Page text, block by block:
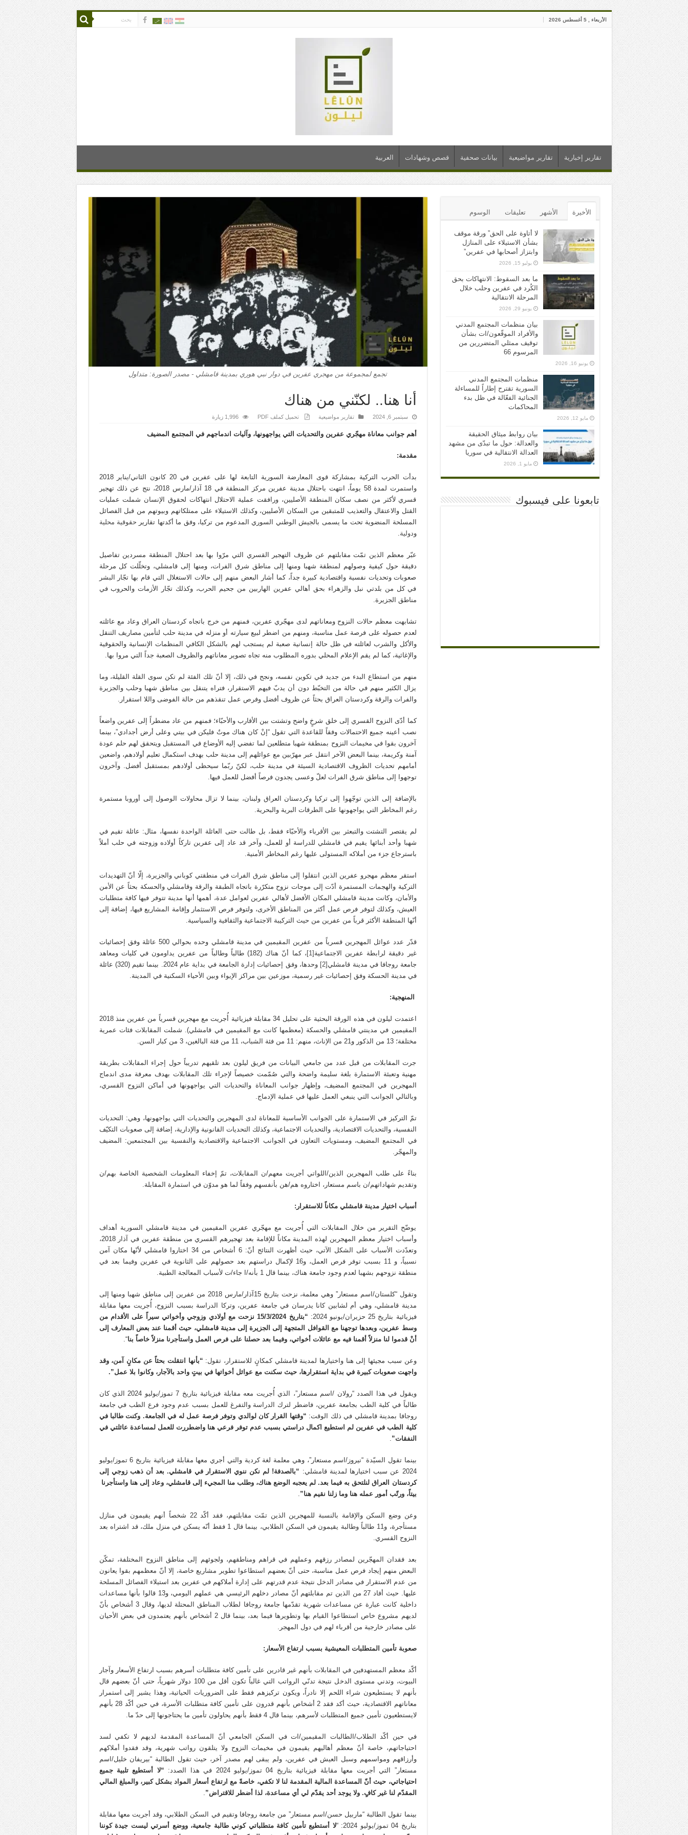
الأربعاء , 5 أغسطس 2026
تقارير إخبارية تقارير مواضيعية بيانات صحفية قصص وشهادات العربية
تجمع لمجموعة من مهجري عفرين في دوار نبي هوري بمدينة قامشلي - مصدر الصورة: متداول
أنا هنا.. لكنّني من هناك
سبتمبر 6, 2024 تقارير مواضيعية تحميل كملف PDF 1,996 زيارة
أهم جوانب معاناة مهجّري عفرين والتحديات التي يواجهونها، وآليات اندماجهم في المجتمع المضيف
مقدمة:
بدأت الحرب التركية بمشاركة قوى المعارضة السورية التابعة لها على عفرين في 20 كانون الثاني/يناير 2018
واستمرت لمدة 58 يوماً، انتهت باحتلال مدينة عفرين مركز المنطقة في 18 آذار/مارس 2018، نتج عن ذلك تهجير
قسري لأكثر من نصف سكان المنطقة الأصليين، ورافقت عملية الاحتلال انتهاكات لحقوق الإنسان شملت عمليات
القتل والاعتقال والتعذيب للمتبقين من السكان الأصليين، وكذلك الاستيلاء على ممتلكاتهم وبيوتهم من قبل الفصائل
المسلحة المنضوية تحت ما يسمى بالجيش الوطني السوري المدعوم من تركيا، وفق ما أكدتها تقارير حقوقية محلية
ودولية.
عبّر معظم الذين تمّت مقابلتهم عن ظروف التهجير القسري التي مرّوا بها بعد احتلال المنطقة مسردين تفاصيل
دقيقة حول كيفية وصولهم لمنطقة شهبا ومنها إلى مناطق شرق الفرات، ومنها إلى قامشلي، وتخلّلت كل مرحلة
صعوبات وتحديات نفسية واقتصادية كبيرة جداً، كما أشار البعض منهم إلى حالات الاستغلال التي قام بها تجّار البشر
في كل من بلدتي نبل والزهراء بحق أهالي عفرين الهاربين من جحيم الحرب، وكذلك تجّار الأزمات والحروب في
مناطق الجزيرة.
تشابهت معظم حالات النزوح ومعاناتهم لدى مهجّري عفرين، فمنهم من خرج باتجاه كردستان العراق وعاد مع عائلته
لعدم حصوله على فرصة عمل مناسبة، ومنهم من اضطر لبيع سيارته أو منزله في مدينة حلب لتأمين مصاريف التنقل
والأكل والشرب لعائلته في ظل حالة إنسانية صعبة لم يستجب لهم بالشكل الكافي المنظمات الإنسانية والحقوقية
والإغاثية، كما لم يقم الإعلام المحلي بدوره المطلوب منه تجاه تصوير معاناتهم والظروف الصعبة جداً التي مروا بها.
منهم من استطاع البدء من جديد في تكوين نفسه، ونجح في ذلك، إلا أنّ تلك الفئة لم تكن سوى القلة القليلة، وما
يزال الكثير منهم في حالة من التخبّط دون أن يدبّ فيهم الاستقرار، فتراه يتنقل بين مناطق شهبا وحلب والجزيرة
والفرات والرقة وكردستان العراق بحثاً عن ظروف أفضل وفرص عمل تنقذهم من حالة الفوضى واللا استقرار.
كما أدّى النزوح القسري إلى خلق شرخٍ واضح وتشتت بين الأقارب والأحبّاء؛ فمنهم من عاد مضطراً إلى عفرين واضعاً
نصب أعينه جميع الاحتمالات وفقاً للقاعدة التي تقول “إنْ كان هناك موتٌ فليكن في بيتي وعلى أرض أجدادي”، بينما
آخرون بقوا في مخيمات النزوح بمنطقة شهبا متطلعين لما تفضي إليه الأوضاع في المستقبل ويتحقق لهم حلم عودة
آمنة وكريمة، بينما البعض الآخر انتقل عبر مهرّبين مع عوائلهم إلى مدينة حلب بهدف استكمال تعليم أولادهم، واضعين
أمامهم تحديات الظروف الاقتصادية السيئة في مدينة حلب، لكنّ ربّما سيحظى أولادهم بمستقبل أفضل. وآخرون
توجهوا إلى مناطق شرق الفرات لعلّ وعسى يجدون فرصاً أفضل للعمل فيها.
بالإضافة إلى الذين توجّهوا إلى تركيا وكردستان العراق ولبنان، بينما لا تزال محاولات الوصول إلى أوروبا مستمرة
رغم المخاطر التي يواجهونها على الطرقات البرية والبحرية.
لم يقتصر التشتت والتبعثر بين الأقرباء والأحبّاء فقط، بل طالت حتى العائلة الواحدة نفسها، مثال: عائلة تقيم في
شهبا وأحد أبنائها يقيم في قامشلي للدراسة أو للعمل، وآخر قد عاد إلى عفرين تاركاً أولاده وزوجته في حلب أملاً
باسترجاع جزء من أملاكه المستولى عليها رغم المخاطر الأمنية.
استقر معظم مهجرو عفرين الذين انتقلوا إلى مناطق شرق الفرات في منطقتي كوباني والجزيرة، إلّا أنّ التهديدات
التركية والهجمات المستمرة أدّت إلى موجات نزوح متكرّرة باتجاه الطبقة والرقة وقامشلي والحسكة بحثاً عن الأمن
والأمان، وكانت مدينة قامشلي المكان الأفضل لأهالي عفرين لعوامل عدة، أهمها أنها مدينة تتوفر فيها كافة متطلبات
العيش، وكذلك لتوفر فرص عمل أكثر من المناطق الأخرى، ولتوفر فرص الاستثمار وإقامة المشاريع فيها، إضافة إلى
أنّها المنطقة الأكثر قرباً من عفرين من حيث التركيبة الاجتماعية والثقافية والسياسية.
قدّر عدد عوائل المهجرين قسرياً من عفرين المقيمين في مدينة قامشلي وحده بحوالي 500 عائلة وفق إحصائيات
غير دقيقة لرابطة عفرين الاجتماعية [1]
، كما أنّ هناك (182) طالباً وطالباً من عفرين يداومون في كليات ومعاهد
جامعة روجافا في مدينة قامشلي[2]
وحدها، وفق إحصائيات إدارة الجامعة في بداية عام 2024. بينما تقيم (320) عائلة
في مدينة الحسكة وفق إحصائيات غير رسمية، موزعين بين مراكز الإيواء وبين الأحياء السكنية في المدينة.
المنهجية:
اعتمدت ليلون في هذه الورقة البحثية على تحليل 34 مقابلة فيزيائية أُجريت مع مهجرين قسرياً من عفرين منذ 2018
المقيمين في مدينتي قامشلي والحسكة (معظمها كانت مع المقيمين في قامشلي). شملت المقابلات فئات عمرية
مختلفة؛ 13 من الذكور و21 من الإناث، منهم: 11 من فئة الشباب، 11 من فئة البالغين، 3 من كبار السن.
جرت المقابلات من قبل عدد من جامعي البيانات من فريق ليلون بعد تلقيهم تدريباً حول إجراء المقابلات بطريقة
مهنية وتعبئة الاستمارة بلغة سليمة واضحة والتي صُمّمت خصيصاً لإجراء تلك المقابلات بهدف معرفة مدى اندماج
المهجرين في المجتمع المضيف، وإظهار جوانب المعاناة والتحديات التي يواجهونها في أماكن النزوح القسري،
وبالتالي الجوانب التي ينبغي العمل عليها في عملية الإدماج.
تمّ التركيز في الاستمارة على الجوانب الأساسية للمعاناة لدى المهجرين والتحديات التي يواجهونها، وهي: التحديات
النفسية، والتحديات الاقتصادية، والتحديات الاجتماعية، وكذلك التحديات القانونية والإدارية، إضافة إلى صعوبات التكيّف
في المجتمع المضيف، ومستويات التعاون في الجوانب الاجتماعية والاقتصادية والنفسية بين المجتمعين: المضيف
والمهجّر.
بناءً على طلب المهجرين الذين/اللواتي أجريت معهم/ن المقابلات، تمّ إخفاء المعلومات الشخصية الخاصة بهم/ن
وتقديم شهاداتهم/ن باسم مستعار، اختاروه هم/هن بأنفسهم وفقاً لما هو مدوّن في استمارة المقابلة.
أسباب اختيار مدينة قامشلي مكاناً للاستقرار:
يوضّح التقرير من خلال المقابلات التي أُجريت مع مهجّري عفرين المقيمين في مدينة قامشلي السورية أهداف
وأسباب اختيار معظم المهجرين لهذه المدينة مكاناً للإقامة بعد تهجيرهم القسري من منطقة عفرين في آذار 2018،
وتعدّدت الأسباب على الشكل الآتي، حيث أظهرت النتائج أنّ: 6 أشخاص من 34 اختاروا قامشلي لأنّها مكان آمن
نسبياً، و 11 بسبب توفر فرص العمل، و16 لإكمال دراستهم بعد حصولهم على الثانوية في عفرين وفيما بعد في
منطقة نزوحهم بشهبا لعدم وجود جامعة هناك، بينما قال 1 بأنه/ا جاء/ت لأسباب المعالجة الطبية.
وتقول “كلستان/اسم مستعار” وهي معلمة، نزحت بتاريخ 15آذار/مارس 2018 من عفرين إلى مناطق شهبا ومنها إلى
مدينة قامشلي، وهي أم لشابين كانا يدرسان في جامعة عفرين، وتركا الدراسة بسبب النزوح، أُجريت معها مقابلة
فيزيائية بتاريخ 25 حزيران/يونيو 2024:
“بتاريخ 15/3/2024 نزحت مع أولادي وزوجي وأخواتي سيراً على الأقدام من
وسط عفرين، وبعدها توجهنا مع القوافل المتجهة إلى الجزيرة إلى مدينة قامشلي، حيث أقمنا عند بعض المعارف إلى
أنْ قدموا لنا منزلاً أقمنا فيه مع عائلات أخواتي، وفيما بعد حصلنا على فرص العمل واستأجرنا منزلاً خاصاً بنا“.
وعن سبب مجيئها إلى هنا واختيارها لمدينة قامشلي كمكانٍ للاستقرار، تقول: “بأنها انتقلت بحثاً عن مكانٍ آمن، وقد
واجهت صعوبات كبيرة في بداية استقرارها، حيث سكنت مع عوائل أخواتها في بيتٍ واحد بالآجار، وكانوا بلا عمل”.
ويقول في هذا الصدد “رولان /اسم مستعار”، الذي أُجريت معه مقابلة فيزيائية بتاريخ 7 تموز/يوليو 2024 الذي كان
طالباً في كلية الطب بجامعة عفرين، فاضطر لترك الدراسة والتفرغ للعمل بسبب عدم وجود فرع الطب في جامعة
روجافا بمدينة قامشلي في ذلك الوقت: “وقتها القرار كان لوالدي وتوفر فرصة عمل له في الجامعة. وكنت طالبا في
كلية الطب في عفرين لم استطيع اكمال دراستي بسبب عدم توفر فرعي هنا واضطررت للعمل لمساعدة عائلتي في
النفقات”.
بينما تقول السيّدة “نيروز/اسم مستعار”، وهي معلمة لغة كردية والتي أجري معها مقابلة فيزيائية بتاريخ 6 تموز/يوليو
2024 عن سبب اختيارها لمدينة قامشلي:
“بالصدفة! لم نكن ننوي الاستقرار في قامشلي. بعد أن ذهب زوجي إلى
كردستان العراق لنلتحق به فيما بعد. لم يعجبه الوضع هناك، وطلب منا المجيء إلى قامشلي، وعاد إلى هنا واستأجرنا
بيتاً، ورتّب أمور عمله هنا وما زلنا نقيم هنا”.
وعن وضع السكن والإقامة بالنسبة للمهجرين الذين تمّت مقابلتهم، فقد أكّد 22 شخصاً أنهم يقيمون في منازل
مستأجرة، و11 طالباً وطالبة يقيمون في السكن الطلابي، بينما قال 1 فقط أنّه يسكن في منزل ملك، قد اشتراه بعد
النزوح القسري.
بعد فقدان المهجّرين لمصادر رزقهم وعملهم في قراهم ومناطقهم، ولجوئهم إلى مناطق النزوح المختلفة، تمكّن
البعض منهم إيجاد فرص عمل مناسبة، حتى أنّ بعضهم استطاعوا تطوير مشاريع خاصة، إلا أنّ معظمهم بقوا يعانون
من عدم الاستقرار في مصادر الدخل نتيجة عدم قدرتهم على إدارة أملاكهم في عفرين بعد استيلاء الفصائل المسلحة
عليها. حيث أفاد 27 من الذين تم مقابلتهم أنّ مصادر دخلهم الرئيسي هي عملهم اليومي، و13 قالوا بأنها مساعدات
داخلية كانت عبارة عن مساعدات شهرية تقدّمها جامعة روجافا لطلاب المناطق المحتلة لديها، وقال 3 أشخاص بأنّ
لديهم مشروع خاص استطاعوا القيام بها وتطويرها فيما بعد، بينما قال 2 أشخاص بأنهم يعتمدون في بعض الأحيان
على مصادر خارجية من أقرباء لهم في دول المهجر.
صعوبة تأمين المتطلبات المعيشية بسبب ارتفاع الأسعار:
أكّد معظم المستهدفين في المقابلات بأنهم غير قادرين على تأمين كافة متطلبات أسرهم بسبب ارتفاع الأسعار وآجار
البيوت، وتدني مستوى الدخل نتيجة تدنّي الرواتب التي غالباً تكون أقل من 100 دولار شهرياً، حتى أنّ بعضهم قال
بأنهم لا يستطيعون شراء اللحم إلا نادراً، ويكون تركيزهم فقط على الضروريات الحياتية، وهذا يشير إلى استمرار
معاناتهم الاقتصادية، حيث أكد فقد 2 أشخاص بأنهم قدرون على تأمين كافة متطلبات الأسرة، في حين أكّد 28 بأنهم
لايستطعيون تأمين جميع المتطلبات لأسرهم، بينما قال 4 فقط بأنهم يحاولون تأمين ما يحتاجونها إلى حدّ ما.
في حين أكّد الطلاب/الطالبات المقيمين/ات في السكن الجامعي أنّ المساعدة المقدمة لديهم لا تكفي لسد
احتياجاتهم، خاصة أنّ معظم أهاليهم يقيمون في مخيمات النزوح ولا يتلقون رواتب شهرية، وقد فقدوا أملاكهم
وأرزاقهم ومواسمهم وسبل العيش في عفرين، ولم يبقى لهم مصدر آخر، حيث تقول الطالبة “بيريفان خليل/اسم
مستعار” التي أجريت معها مقابلة فيزيائية بتاريخ 04 تموز/يوليو 2024 في هذا الصدد:
“لا أستطيع تلبية جميع
احتياجاتي، حيث أنّ المساعدة المالية المقدمة لنا لا تكفي، خاصةً مع ارتفاع أسعار المواد بشكل كبير، والمبلغ المالي
المقدّم لنا غير كافٍ. ولا يوجد أحد يقدّم لي أي مساعدة، لذا أضطر للاقتراض”.
بينما تقول الطالبة “ماربيل حسن/اسم مستعار” من جامعة روجافا وتقيم في السكن الطلابي، وقد أجريت معها مقابلة
بتاريخ 04 تموز/يوليو 2024: “
لا أستطيع تأمين كافة متطلباتي كوني طالبة جامعية، ووضع أسرتي ليست جيدة كوننا
الأخيرة الأشهر تعليقات الوسوم
لا أتاوة على الحق” ورقة موقف
بشأن الاستيلاء على المنازل
وابتزاز أصحابها في عفرين”
يوليو 15, 2026
ما بعد السقوط: الانتهاكات بحق
الكُرد في عفرين وحلب خلال
المرحلة الانتقالية
يونيو 29, 2026
بيان منظمات المجتمع المدني
والأفراد الموقّعون/ات بشأن
توقيف ممثلي المتضررين من
المرسوم 66
يونيو 16, 2026
منظمات المجتمع المدني
السورية تقترح إطاراً للمساءلة
الجنائية الفعّالة في ظل بدء
المحاكمات
مايو 12, 2026
بيان روابط ميثاق الحقيقة
والعدالة: حول ما تبدّى من مشهد
العدالة الانتقالية في سوريا
مايو 1, 2026
تابعونا على فيسبوك